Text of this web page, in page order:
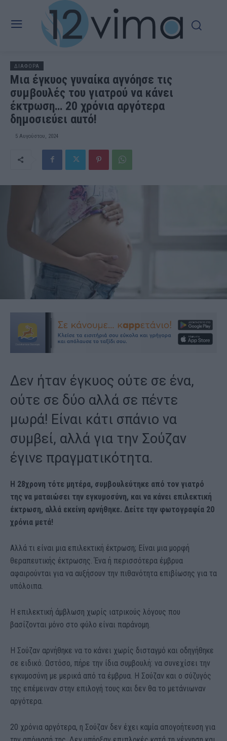
ΔΙΑΦΟΡΑ
Μια έγκυος γυναίκα αγνόησε τις
συμβουλές του γιατρού να κάνει
έκτpωση… 20 χρόνια αργότερα
δημοσιεύει αuτό!
5 Αυγούστου, 2024
Δεν ήταν έγκυος ούτε σε ένα,
ούτε σε δύο αλλά σε πέντε
μωρά! Είναι κάτι σπάνιο να
συμβεί, αλλά για την Σούζαν
έγινε πραγματικότητα.
Η 28χρονη τότε μητέρα, συμβουλεύτηκε από τον γιατρό
της να ματαιώσει την εγκυμοσύνη, και να κάνει επιλεκτική
έκτρωση, αλλά εκείνη αρνήθηκε. Δείτε την φωτογραφία 20
χρόνια μετά!
Αλλά τι είναι μια επιλεκτική έκτρωση; Είναι μια μορφή
θεραπευτικής έκτρωσης. Ένα ή περισσότερα έμβρυα
αφαιρούνται για να αυξήσουν την πιθανότητα επιβίωσης για τα
υπόλοιπα.
Η επιλεκτική άμβλωση χωρίς ιατρικούς λόγους που
βασίζονται μόνο στο φύλο είναι παράνομη.
Η Σούζαν αρνήθηκε να το κάνει χωρίς δισταγμό και οδηγήθηκε
σε ειδικό. Ωστόσο, πήρε την ίδια συμβουλή: να συνεχίσει την
εγκυμοσύνη με μερικά από τα έμβρυα. Η Σούζαν και ο σύζυγός
της επέμειναν στην επιλογή τους και δεν θα το μετάνιωναν
αργότερα.
20 χρόνια αργότερα, η Σούζαν δεν έχει καμία απογοήτευση για